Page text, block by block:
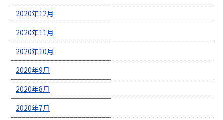
2020年12月
2020年11月
2020年10月
2020年9月
2020年8月
2020年7月